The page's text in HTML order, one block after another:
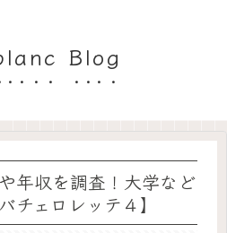
Blog
年収を調査！大学など
チェロレッテ４】